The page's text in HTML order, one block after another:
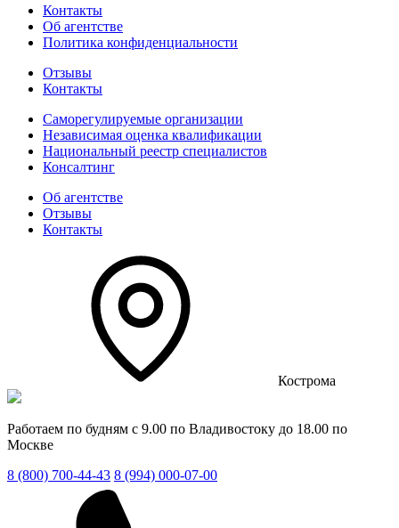
Контакты
Об агентстве
Политика конфиденциальности
Отзывы
Контакты
Саморегулируемые организации
Независимая оценка квалификации
Национальный реестр специалистов
Консалтинг
Об агентстве
Отзывы
Контакты
Кострома
Работаем по будням с 9.00 по Владивостоку до 18.00 по
Москве
8 (800) 700-44-43 8 (994) 000-07-00